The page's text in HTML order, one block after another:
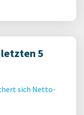
5
sich Netto-